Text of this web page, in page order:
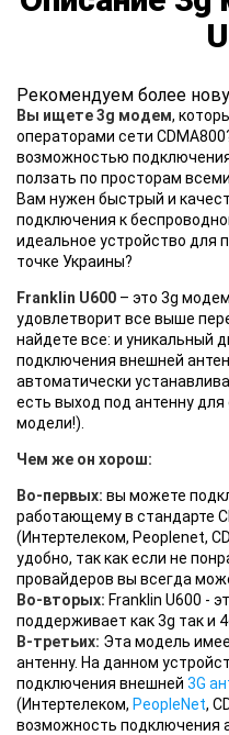
Рекомендуем более
Вы ищете 3g модем,
операторами сети
возможностью
ползать по просторам
Вам нужен быстрый и
подключения к
идеальное устройство для
точке Украины?
Franklin U600 – это 3g
удовлетворит все выше
найдете все: и уникальный
подключения внешней
автоматически
есть выход под антенну для
модели!).
Чем же он хорош:
Во-первых: вы можете
работающему в стандарте
(Интертелеком, Peoplenet,
удобно, так как если не
провайдеров вы всегда
Во-вторых: Franklin U600 -
поддерживает как 3g так и
В-третьих: Эта модель
антенну. На данном
подключения внешней 3G
(Интертелеком, PeopleNet,
возможность подключения